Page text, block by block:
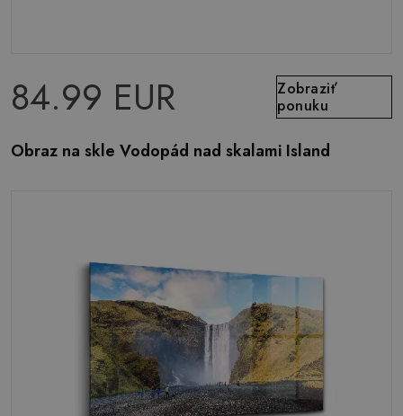
84.99 EUR
Zobraziť
ponuku
Obraz na skle Vodopád nad skalami Island